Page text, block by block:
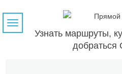
Узнать маршруты,
Навигация